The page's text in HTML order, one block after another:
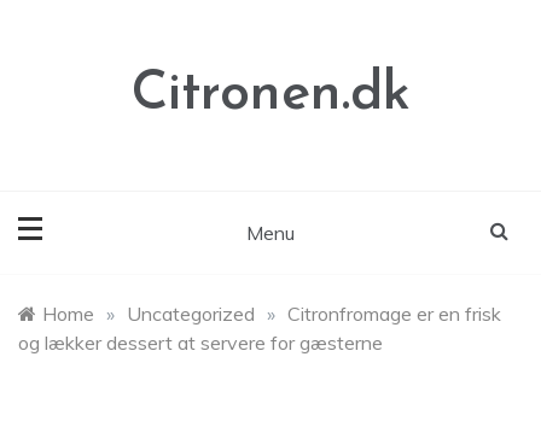
Citronen.dk
Menu
Home » Uncategorized » Citronfromage er en frisk
og lækker dessert at servere for gæsterne